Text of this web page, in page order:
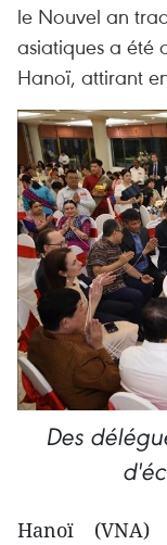
le Nouvel an
asiatiques a été
Hanoï, attirant
Des
Hanoï (VNA)